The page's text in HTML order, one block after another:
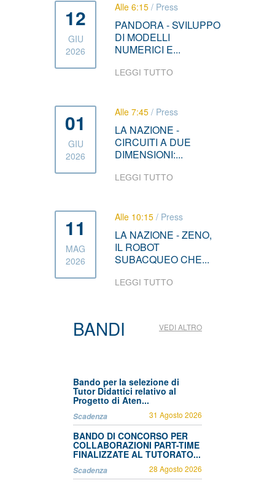
12
GIU
2026
Alle 6:15 / Press
PANDORA - SVILUPPO
DI MODELLI
NUMERICI E...
LEGGI TUTTO
01
GIU
2026
Alle 7:45 / Press
LA NAZIONE -
CIRCUITI A DUE
DIMENSIONI:...
LEGGI TUTTO
11
MAG
2026
Alle 10:15 / Press
LA NAZIONE - ZENO,
IL ROBOT
SUBACQUEO CHE...
LEGGI TUTTO
BANDI VEDI ALTRO
Bando per la selezione di
Tutor Didattici relativo al
Progetto di Aten...
Scadenza 31 Agosto 2026
BANDO DI CONCORSO PER
COLLABORAZIONI PART-TIME
FINALIZZATE AL TUTORATO...
Scadenza 28 Agosto 2026